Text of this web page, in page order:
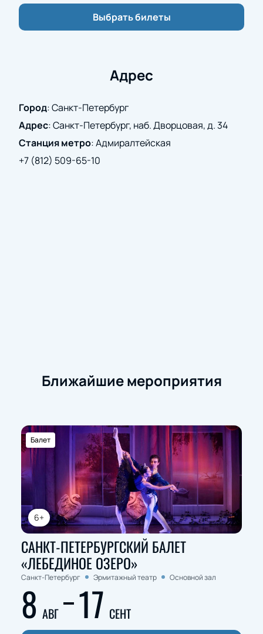
ваш шанс перенестись в мир бесконечного
времени и эмоций. Бронируйте билеты онлайн
Выбрать билеты
Адрес
Город:Санкт-Петербург
Адрес:Санкт-Петербург, наб. Дворцовая, д. 34
Станция метро:Адмиралтейская
+7 (812) 509-65-10
Ближайшие мероприятия
6+
Балет
САНКТ-ПЕТЕРБУРГСКИЙ БАЛЕТ
«ЛЕБЕДИНОЕ ОЗЕРО»
Санкт-Петербург Эрмитажный театр Основной зал
8 АВГ 17 СЕНТ